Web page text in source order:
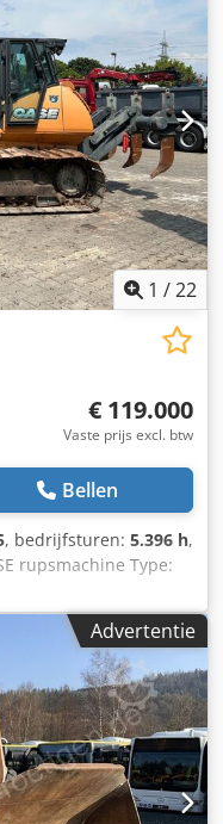
19+6
? Luchtgeveerde
600/65R25 +
60% 90% - 40%
? Fabrikant vat:
2 x HPP
Dsdpsynq Dbsfx
?
1 /22
€ 119.000
Vaste prijs excl. btw
Bellen
, bedrijfsturen: 5.396 h,
rupsmachine Type:
19.200 kg
Uitrusting: -
- Achterop
en
Wij
van
Alle gegevens
verkoop
Advertentie